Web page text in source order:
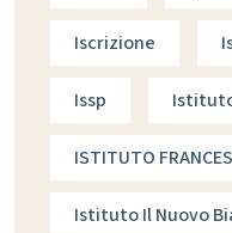
Iscrizione
Issp
ISTITUTO
Istituto Il Nuovo